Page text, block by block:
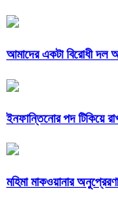
আমাদের একটা বিরোধী দল
ইনফান্তিনোর পদ টিকিয়ে
মহিমা মাকওয়ানার